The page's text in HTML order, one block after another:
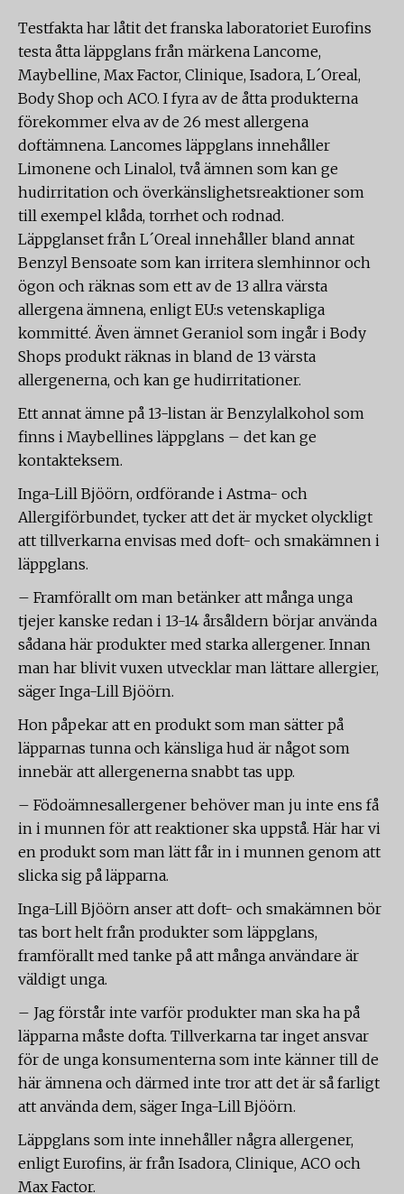
Testfakta har låtit det franska laboratoriet Eurofins
testa åtta läppglans från märkena Lancome,
Maybelline, Max Factor, Clinique, Isadora, L´Oreal,
Body Shop och ACO. I fyra av de åtta produkterna
förekommer elva av de 26 mest allergena
doftämnena. Lancomes läppglans innehåller
Limonene och Linalol, två ämnen som kan ge
hudirritation och överkänslighetsreaktioner som
till exempel klåda, torrhet och rodnad.
Läppglanset från L´Oreal innehåller bland annat
Benzyl Bensoate som kan irritera slemhinnor och
ögon och räknas som ett av de 13 allra värsta
allergena ämnena, enligt EU:s vetenskapliga
kommitté. Även ämnet Geraniol som ingår i Body
Shops produkt räknas in bland de 13 värsta
allergenerna, och kan ge hudirritationer.
Ett annat ämne på 13-listan är Benzylalkohol som
finns i Maybellines läppglans – det kan ge
kontakteksem.
Inga-Lill Bjöörn, ordförande i Astma- och
Allergiförbundet, tycker att det är mycket olyckligt
att tillverkarna envisas med doft- och smakämnen i
läppglans.
– Framförallt om man betänker att många unga
tjejer kanske redan i 13-14 årsåldern börjar använda
sådana här produkter med starka allergener. Innan
man har blivit vuxen utvecklar man lättare allergier,
säger Inga-Lill Bjöörn.
Hon påpekar att en produkt som man sätter på
läpparnas tunna och känsliga hud är något som
innebär att allergenerna snabbt tas upp.
– Födoämnesallergener behöver man ju inte ens få
in i munnen för att reaktioner ska uppstå. Här har vi
en produkt som man lätt får in i munnen genom att
slicka sig på läpparna.
Inga-Lill Bjöörn anser att doft- och smakämnen bör
tas bort helt från produkter som läppglans,
framförallt med tanke på att många användare är
väldigt unga.
– Jag förstår inte varför produkter man ska ha på
läpparna måste dofta. Tillverkarna tar inget ansvar
för de unga konsumenterna som inte känner till de
här ämnena och därmed inte tror att det är så farligt
att använda dem, säger Inga-Lill Bjöörn.
Läppglans som inte innehåller några allergener,
enligt Eurofins, är från Isadora, Clinique, ACO och
Max Factor.